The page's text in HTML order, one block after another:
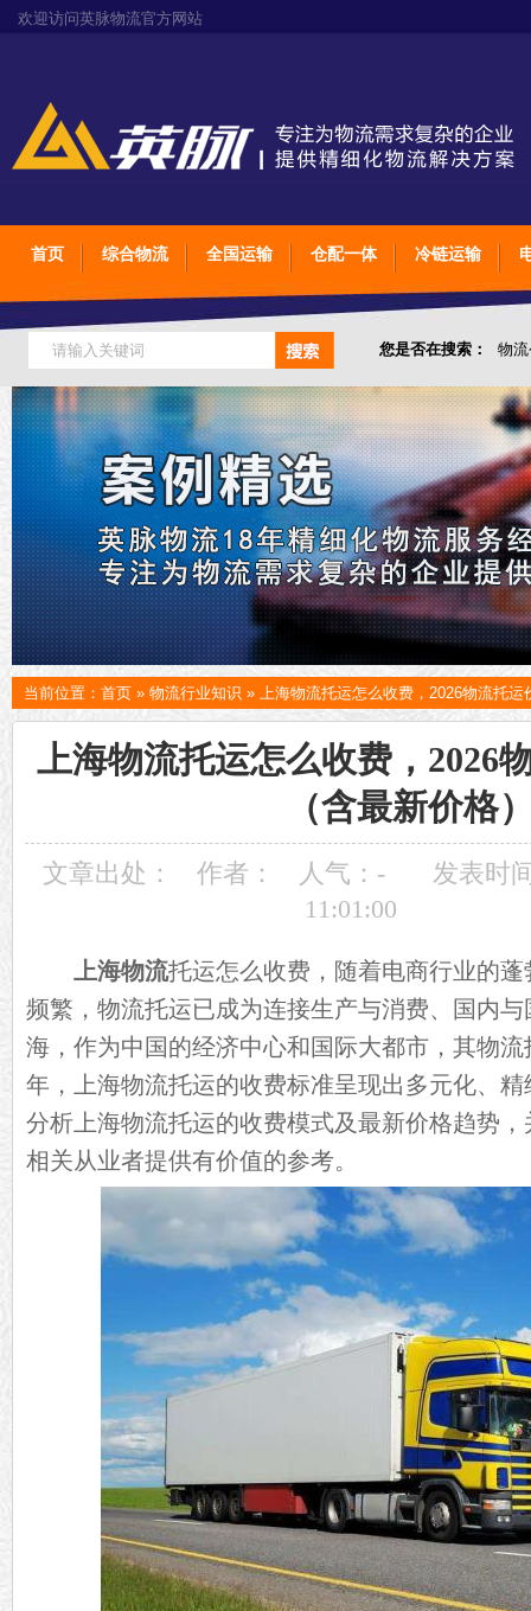
欢迎访问英脉物流官方网站
首页 综合物流 全国运输 仓配一体 冷链运输
您是否在搜索： 物
仓储综合专业定制物
当前位置： 首页 » 物流行业知识 » 上海物流托运怎么收费，2026物流托运
上海物流托运怎么收费，2026
（含最新价格
文章出处： 作者： 人气： -
发表时
11:01:00
上海物流托运怎么收费，随着电商行业的
频繁，物流托运已成为连接生产与消费、国内
海，作为中国的经济中心和国际大都市，其物
年，上海物流托运的收费标准呈现出多元化、
分析上海物流托运的收费模式及最新价格趋势
相关从业者提供有价值的参考。